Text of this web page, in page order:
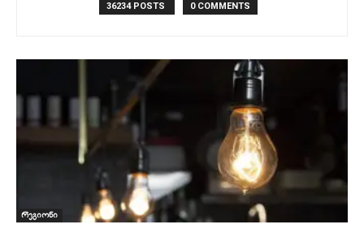
36234 POSTS 0 COMMENTS
რეგიონი